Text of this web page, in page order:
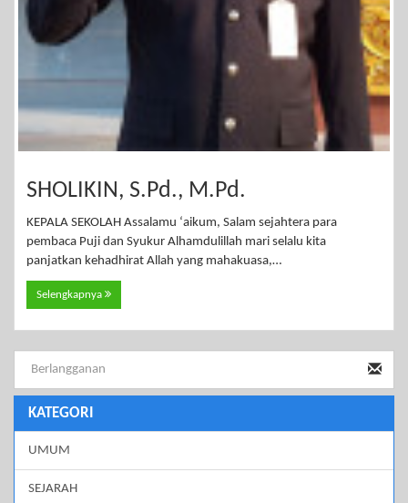
SHOLIKIN, S.Pd., M.Pd.
KEPALA SEKOLAH Assalamu ‘aikum, Salam sejahtera para
pembaca Puji dan Syukur Alhamdulillah mari selalu kita
panjatkan kehadhirat Allah yang mahakuasa,…
Selengkapnya
KATEGORI
UMUM
SEJARAH